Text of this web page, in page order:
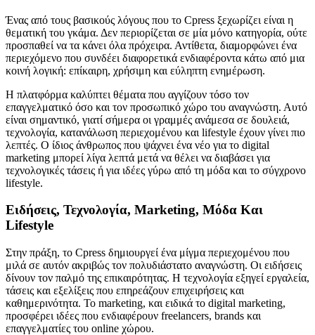
Ένας από τους βασικούς λόγους που το Cpress ξεχωρίζει είναι η
θεματική του γκάμα. Δεν περιορίζεται σε μία μόνο κατηγορία, ούτε
προσπαθεί να τα κάνει όλα πρόχειρα. Αντίθετα, διαμορφώνει ένα
περιεχόμενο που συνδέει διαφορετικά ενδιαφέροντα κάτω από μια
κοινή λογική: επίκαιρη, χρήσιμη και εύληπτη ενημέρωση.
Η πλατφόρμα καλύπτει θέματα που αγγίζουν τόσο τον
επαγγελματικό όσο και τον προσωπικό χώρο του αναγνώστη. Αυτό
είναι σημαντικό, γιατί σήμερα οι γραμμές ανάμεσα σε δουλειά,
τεχνολογία, κατανάλωση περιεχομένου και lifestyle έχουν γίνει πιο
λεπτές. Ο ίδιος άνθρωπος που ψάχνει ένα νέο για το digital
marketing μπορεί λίγα λεπτά μετά να θέλει να διαβάσει για
τεχνολογικές τάσεις ή για ιδέες γύρω από τη μόδα και το σύγχρονο
lifestyle.
Ειδήσεις, Τεχνολογία, Marketing, Μόδα Και
Lifestyle
Στην πράξη, το Cpress δημιουργεί ένα μίγμα περιεχομένου που
μιλά σε αυτόν ακριβώς τον πολυδιάστατο αναγνώστη. Οι ειδήσεις
δίνουν τον παλμό της επικαιρότητας. Η τεχνολογία εξηγεί εργαλεία,
τάσεις και εξελίξεις που επηρεάζουν επιχειρήσεις και
καθημερινότητα. Το marketing, και ειδικά το digital marketing,
προσφέρει ιδέες που ενδιαφέρουν freelancers, brands και
επαγγελματίες του online χώρου.